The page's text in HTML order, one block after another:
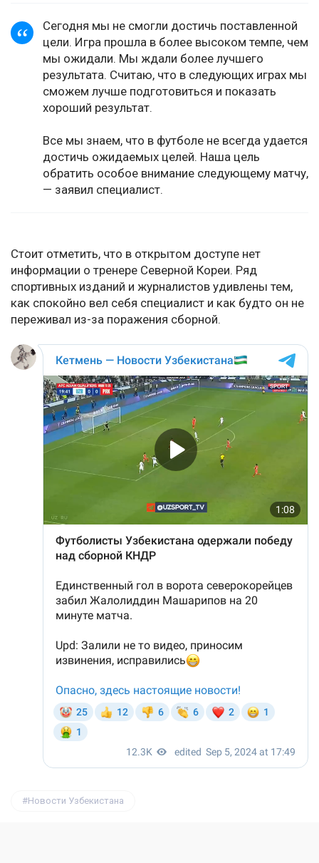
Сегодня мы не смогли достичь поставленной
цели. Игра прошла в более высоком темпе, чем
мы ожидали. Мы ждали более лучшего
результата. Считаю, что в следующих играх мы
сможем лучше подготовиться и показать
хороший результат.
Все мы знаем, что в футболе не всегда удается
достичь ожидаемых целей. Наша цель
обратить особое внимание следующему матчу,
— заявил специалист.
Стоит отметить, что в открытом доступе нет
информации о тренере Северной Кореи. Ряд
спортивных изданий и журналистов удивлены тем,
как спокойно вел себя специалист и как будто он не
переживал из-за поражения сборной.
Новости Узбекистана